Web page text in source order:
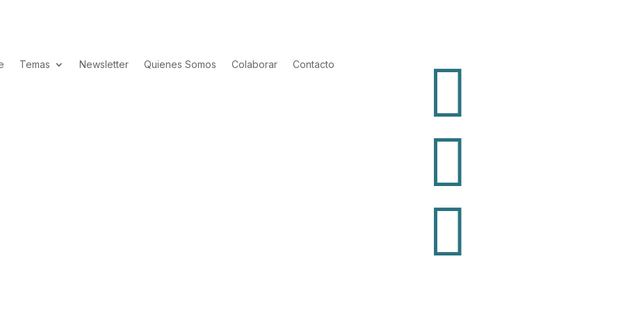
Temas Newsletter Quienes Somos Colaborar Contacto


